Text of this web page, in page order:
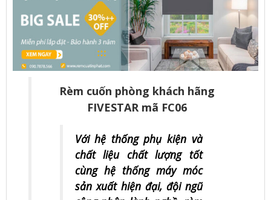
Rèm cuốn phòng khách hãng
FIVESTAR mã FC06
Với hệ thống phụ kiện và
chất liệu chất lượng tốt
cùng hệ thống máy móc
sản xuất hiện đại, đội ngũ